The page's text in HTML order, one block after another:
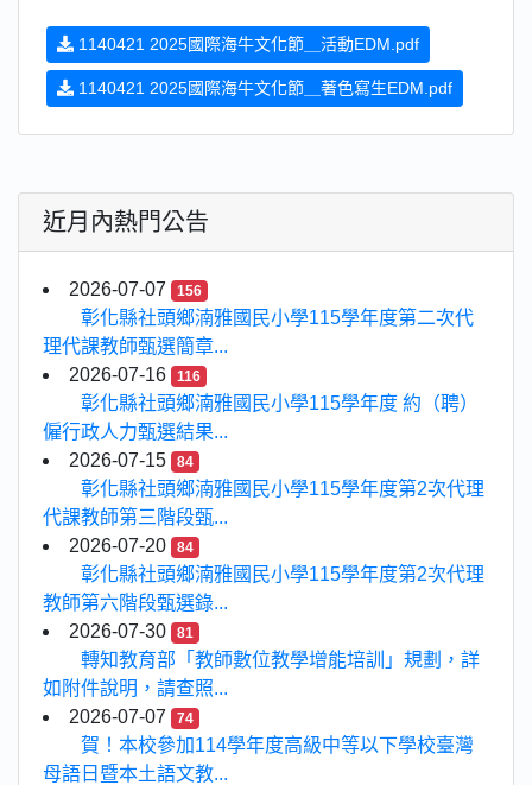
1140421 2025國際海牛文化節＿活動EDM.pdf
1140421 2025國際海牛文化節＿著色寫生EDM.pdf
近月內熱門公告
2026-07-07 156
彰化縣社頭鄉湳雅國民小學115學年度第二次代
理代課教師甄選簡章...
2026-07-16
116
彰化縣社頭鄉湳雅國民小學115學年度 約（聘）
僱行政人力甄選結果...
2026-07-15
84
彰化縣社頭鄉湳雅國民小學115學年度第2次代理
代課教師第三階段甄...
2026-07-20
84
彰化縣社頭鄉湳雅國民小學115學年度第2次代理
教師第六階段甄選錄...
2026-07-30
81
轉知教育部「教師數位教學增能培訓」規劃，詳
如附件說明，請查照...
2026-07-07
74
賀！本校參加114學年度高級中等以下學校臺灣
母語日暨本土語文教...